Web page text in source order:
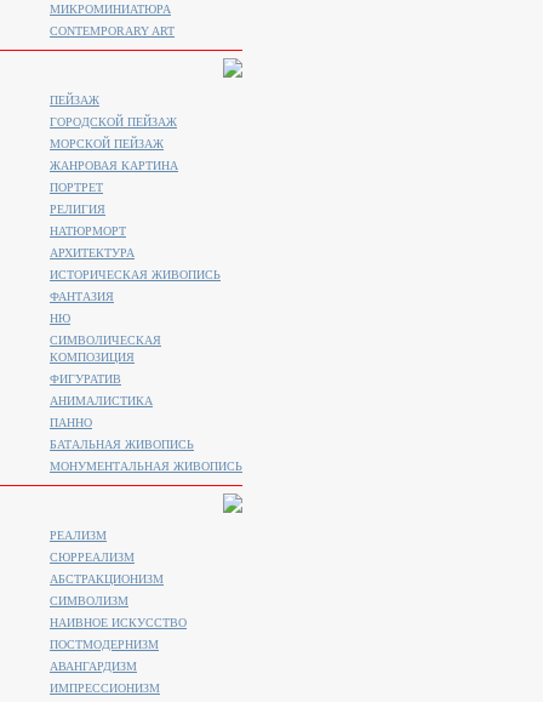
МИКРОМИНИАТЮРА
CONTEMPORARY ART
ПЕЙЗАЖ
ГОРОДСКОЙ ПЕЙЗАЖ
МОРСКОЙ ПЕЙЗАЖ
ЖАНРОВАЯ КАРТИНА
ПОРТРЕТ
РЕЛИГИЯ
НАТЮРМОРТ
АРХИТЕКТУРА
ИСТОРИЧЕСКАЯ ЖИВОПИСЬ
ФАНТАЗИЯ
НЮ
СИМВОЛИЧЕСКАЯ
КОМПОЗИЦИЯ
ФИГУРАТИВ
АНИМАЛИСТИКA
ПАННО
БАТАЛЬНАЯ ЖИВОПИСЬ
МОНУМЕНТАЛЬНАЯ ЖИВОПИСЬ
РЕАЛИЗМ
СЮРРЕАЛИЗМ
АБСТРАКЦИОНИЗМ
СИМВОЛИЗМ
НАИВНОЕ ИСКУССТВО
ПОСТМОДЕРНИЗМ
АВАНГАРДИЗМ
ИМПРЕССИОНИЗМ